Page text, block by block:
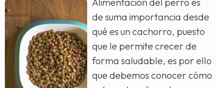
de suma importancia desde
qué es un cachorro, puesto
que le permite crecer de
forma saludable, es por ello
que debemos conocer cómo